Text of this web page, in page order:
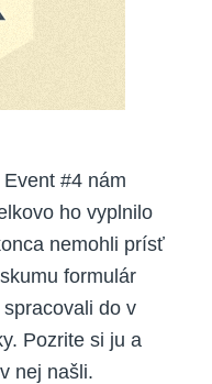
#4 nám
ho vyplnilo
nemohli prísť
formulár
do v
Pozrite si ju a
nej našli.